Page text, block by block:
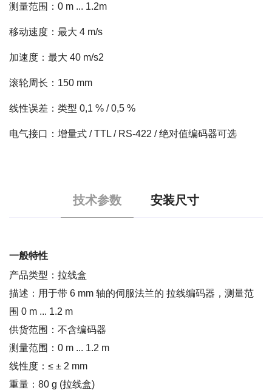
测量范围：0 m ... 1.2m
移动速度：最大 4 m/s
加速度：最大 40 m/s2
滚轮周长：150 mm
线性误差：类型 0,1 % / 0,5 %
电气接口：增量式 / TTL / RS-422 / 绝对值编码器可选
技术参数 安装尺寸
一般特性
产品类型：拉线盒
描述：用于带 6 mm 轴的伺服法兰的 拉线编码器，测量范
围 0 m ... 1.2 m
供货范围：不含编码器
测量范围：0 m ... 1.2 m
线性度：≤ ± 2 mm
重量：80 g (拉线盒)